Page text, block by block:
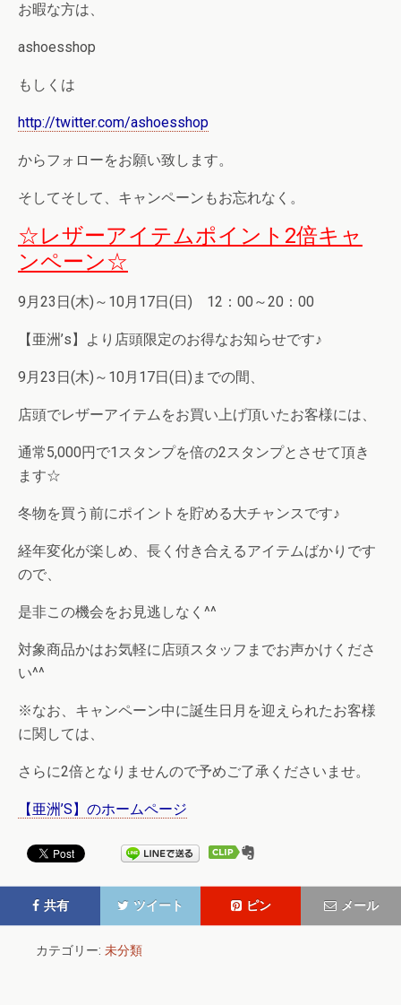
お暇な方は、
ashoesshop
もしくは
http://twitter.com/ashoesshop
からフォローをお願い致します。
そしてそして、キャンペーンもお忘れなく。
☆レザーアイテムポイント2倍キャ
ンペーン☆
9月23日(木)～10月17日(日) 12：00～20：00
【亜洲’s】より店頭限定のお得なお知らせです♪
9月23日(木)～10月17日(日)までの間、
店頭でレザーアイテムをお買い上げ頂いたお客様には、
通常5,000円で1スタンプを倍の2スタンプとさせて頂き
ます☆
冬物を買う前にポイントを貯める大チャンスです♪
経年変化が楽しめ、長く付き合えるアイテムばかりです
ので、
是非この機会をお見逃しなく^^
対象商品かはお気軽に店頭スタッフまでお声かけくださ
い^^
※なお、キャンペーン中に誕生日月を迎えられたお客様
に関しては、
さらに2倍となりませんので予めご了承くださいませ。
【亜洲’S】のホームページ
共有 ツイート ピン メール
カテゴリー: 未分類